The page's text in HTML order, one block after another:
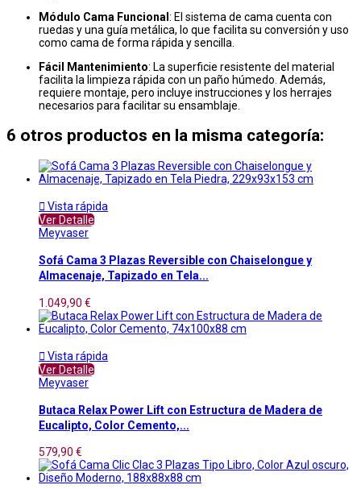
Módulo Cama Funcional : El sistema de cama cuenta con
ruedas y una guía metálica, lo que facilita su conversión y uso
como cama de forma rápida y sencilla.
Fácil Mantenimiento: La superficie resistente del material
facilita la limpieza rápida con un paño húmedo. Además,
requiere montaje, pero incluye instrucciones y los herrajes
necesarios para facilitar su ensamblaje.
6 otros productos en la misma categoría:
 Vista rápida
Ver Detalle
Meyvaser
Sofá Cama 3 Plazas Reversible con Chaiselongue y
Almacenaje, Tapizado en Tela...
1.049,90 €
 Vista rápida
Ver Detalle
Meyvaser
Butaca Relax Power Lift con Estructura de Madera de
Eucalipto, Color Cemento,...
579,90 €